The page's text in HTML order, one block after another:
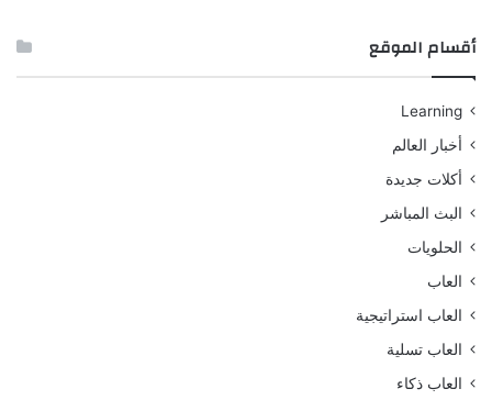
أقسام الموقع
Learning
أخبار العالم
أكلات جديدة
البث المباشر
الحلويات
العاب
العاب استراتيجية
العاب تسلية
العاب ذكاء